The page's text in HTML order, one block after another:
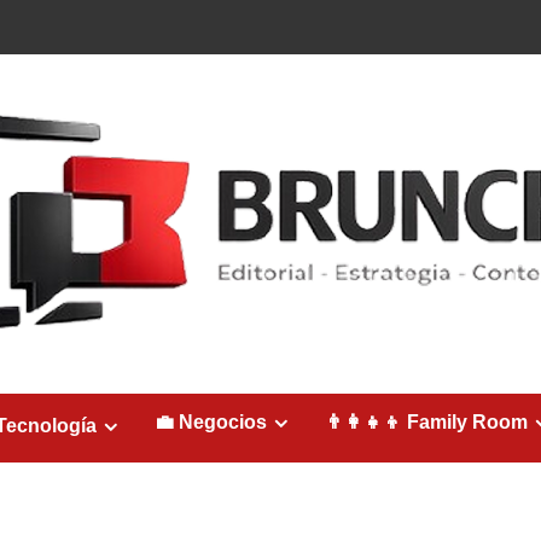
💼 Negocios 👨‍👩‍👧‍👦 Family Room